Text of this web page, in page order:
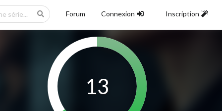
Forum Connexion Inscription
13